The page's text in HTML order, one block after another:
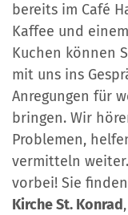
bereits im Café
Kaffee und
Kuchen können
mit uns ins
Anregungen für
bringen. Wir
Problemen,
vermitteln
vorbei! Sie
Kirche St. Konrad